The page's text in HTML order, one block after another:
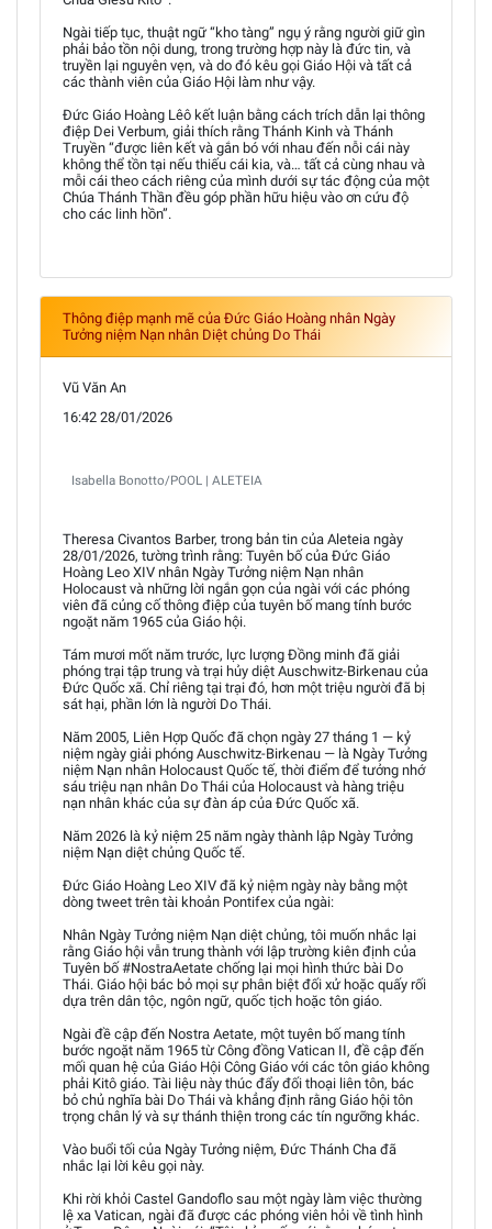
Ngài tiếp tục, thuật ngữ “kho tàng” ngụ ý rằng người giữ gìn
phải bảo tồn nội dung, trong trường hợp này là đức tin, và
truyền lại nguyên vẹn, và do đó kêu gọi Giáo Hội và tất cả
các thành viên của Giáo Hội làm như vậy.
Đức Giáo Hoàng Lêô kết luận bằng cách trích dẫn lại thông
điệp Dei Verbum, giải thích rằng Thánh Kinh và Thánh
Truyền “được liên kết và gắn bó với nhau đến nỗi cái này
không thể tồn tại nếu thiếu cái kia, và… tất cả cùng nhau và
mỗi cái theo cách riêng của mình dưới sự tác động của một
Chúa Thánh Thần đều góp phần hữu hiệu vào ơn cứu độ
cho các linh hồn”.
Thông điệp mạnh mẽ của Đức Giáo Hoàng nhân Ngày
Tưởng niệm Nạn nhân Diệt chủng Do Thái
Vũ Văn An
16:42 28/01/2026
Isabella Bonotto/POOL | ALETEIA
Theresa Civantos Barber, trong bản tin của Aleteia ngày
28/01/2026, tường trình rằng: Tuyên bố của Đức Giáo
Hoàng Leo XIV nhân Ngày Tưởng niệm Nạn nhân
Holocaust và những lời ngắn gọn của ngài với các phóng
viên đã củng cố thông điệp của tuyên bố mang tính bước
ngoặt năm 1965 của Giáo hội.
Tám mươi mốt năm trước, lực lượng Đồng minh đã giải
phóng trại tập trung và trại hủy diệt Auschwitz-Birkenau của
Đức Quốc xã. Chỉ riêng tại trại đó, hơn một triệu người đã bị
sát hại, phần lớn là người Do Thái.
Năm 2005, Liên Hợp Quốc đã chọn ngày 27 tháng 1 — kỷ
niệm ngày giải phóng Auschwitz-Birkenau — là Ngày Tưởng
niệm Nạn nhân Holocaust Quốc tế, thời điểm để tưởng nhớ
sáu triệu nạn nhân Do Thái của Holocaust và hàng triệu
nạn nhân khác của sự đàn áp của Đức Quốc xã.
Năm 2026 là kỷ niệm 25 năm ngày thành lập Ngày Tưởng
niệm Nạn diệt chủng Quốc tế.
Đức Giáo Hoàng Leo XIV đã kỷ niệm ngày này bằng một
dòng tweet trên tài khoản Pontifex của ngài:
Nhân Ngày Tưởng niệm Nạn diệt chủng, tôi muốn nhắc lại
rằng Giáo hội vẫn trung thành với lập trường kiên định của
Tuyên bố #NostraAetate chống lại mọi hình thức bài Do
Thái. Giáo hội bác bỏ mọi sự phân biệt đối xử hoặc quấy rối
dựa trên dân tộc, ngôn ngữ, quốc tịch hoặc tôn giáo.
Ngài đề cập đến Nostra Aetate, một tuyên bố mang tính
bước ngoặt năm 1965 từ Công đồng Vatican II, đề cập đến
mối quan hệ của Giáo Hội Công Giáo với các tôn giáo không
phải Kitô giáo. Tài liệu này thúc đẩy đối thoại liên tôn, bác
bỏ chủ nghĩa bài Do Thái và khẳng định rằng Giáo hội tôn
trọng chân lý và sự thánh thiện trong các tín ngưỡng khác.
Vào buổi tối của Ngày Tưởng niệm, Đức Thánh Cha đã
nhắc lại lời kêu gọi này.
Khi rời khỏi Castel Gandoflo sau một ngày làm việc thường
lệ xa Vatican, ngài đã được các phóng viên hỏi về tình hình